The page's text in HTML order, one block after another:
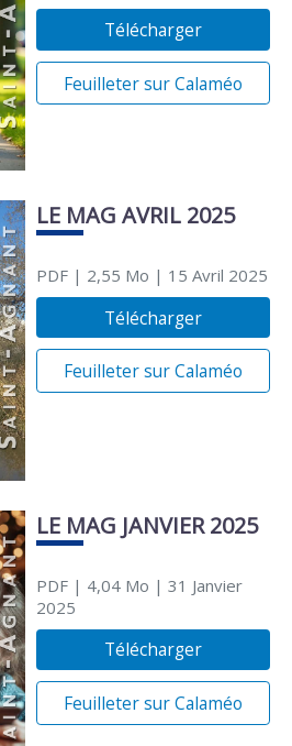
Télécharger
Feuilleter sur Calaméo
LE MAG AVRIL 2025
PDF| 2,55 Mo | 15 Avril 2025
Télécharger
Feuilleter sur Calaméo
LE MAG JANVIER 2025
PDF| 4,04 Mo | 31 Janvier
2025
Télécharger
Feuilleter sur Calaméo